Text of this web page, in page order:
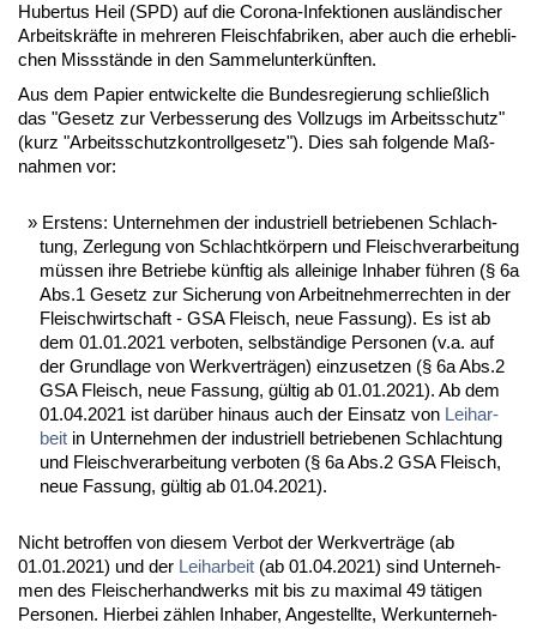
Hu­ber­tus Heil (SPD) auf die Co­ro­na-In­fek­tio­nen aus­län­di­scher
Ar­beits­kräf­te in meh­re­ren Fleisch­fa­bri­ken, aber auch die er­heb­li­
chen Miss­stän­de in den Sam­mel­un­ter­künf­ten.
Aus dem Pa­pier ent­wi­ckel­te die Bun­des­re­gie­rung schließ­lich
das "Ge­setz zur Ver­bes­se­rung des Voll­zugs im Ar­beits­schutz"
(kurz "Ar­beits­schutz­kon­troll­ge­setz"). Dies sah fol­gen­de Maß­
nah­men vor:
Ers­tens: Un­ter­neh­men der in­dus­tri­ell be­trie­be­nen Schlach­
tung, Zer­le­gung von Schlacht­kör­pern und Fleisch­ver­ar­bei­tung
müs­sen ih­re Be­trie­be künf­tig als al­lei­ni­ge In­ha­ber füh­ren (§ 6a
Abs.1 Ge­setz zur Si­che­rung von Ar­beit­neh­mer­rech­ten in der
Fleisch­wirt­schaft - GSA Fleisch, neue Fas­sung). Es ist ab
dem 01.01.2021 ver­bo­ten, selb­stän­di­ge Per­so­nen (v.a. auf
der Grund­la­ge von Werk­ver­trä­gen) ein­zu­set­zen (§ 6a Abs.2
GSA Fleisch, neue Fas­sung, gül­tig ab 01.01.2021). Ab dem
01.04.2021 ist dar­über hin­aus auch der Ein­satz von Leih­ar­
beit in Un­ter­neh­men der in­dus­tri­ell be­trie­be­nen Schlach­tung
und Fleisch­ver­ar­bei­tung ver­bo­ten (§ 6a Abs.2 GSA Fleisch,
neue Fas­sung, gül­tig ab 01.04.2021).
Nicht be­trof­fen von die­sem Ver­bot der Werk­ver­trä­ge (ab
01.01.2021) und der Leih­ar­beit (ab 01.04.2021) sind Un­ter­neh­
men des Flei­scher­hand­werks mit bis zu ma­xi­mal 49 tä­ti­gen
Per­so­nen. Hier­bei zäh­len In­ha­ber, An­ge­stell­te, Werk­un­ter­neh­